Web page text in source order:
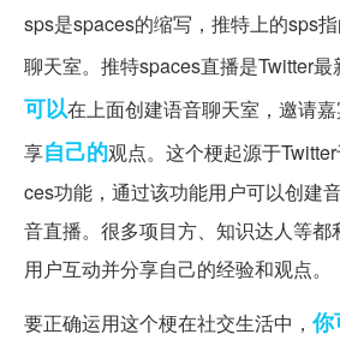
sps是spaces的缩写，推特上的sps
聊天室。推特spaces直播是Twitter最
可以在上面创建语音聊天室，邀请
享自己的观点。这个梗起源于
ces功能，通过该功能用户可以创建
音直播。很多项目方、知识达人等
用户互动并分享自己的经验和观点。
要正确运用这个梗在社交生活中，你